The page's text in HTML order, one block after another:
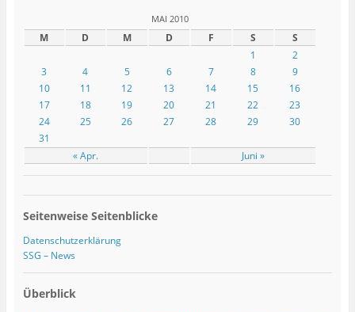
MAI 2010
M D M D F S S
« Apr. Juni »
1
2
3
4 5 6 7 8
9
10
11 12 13 14 15
16
17
18 19 20 21 22
23
24
25 26 27 28 29
30
31
Seitenweise Seitenblicke
Datenschutzerklärung
SSG – News
Überblick